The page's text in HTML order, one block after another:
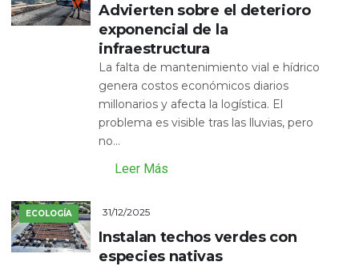
Advierten sobre el deterioro
exponencial de la
infraestructura
La falta de mantenimiento vial e hídrico
genera costos económicos diarios
millonarios y afecta la logística. El
problema es visible tras las lluvias, pero
no...
Leer Más
ECOLOGÍA 31/12/2025
Instalan techos verdes con
especies nativas